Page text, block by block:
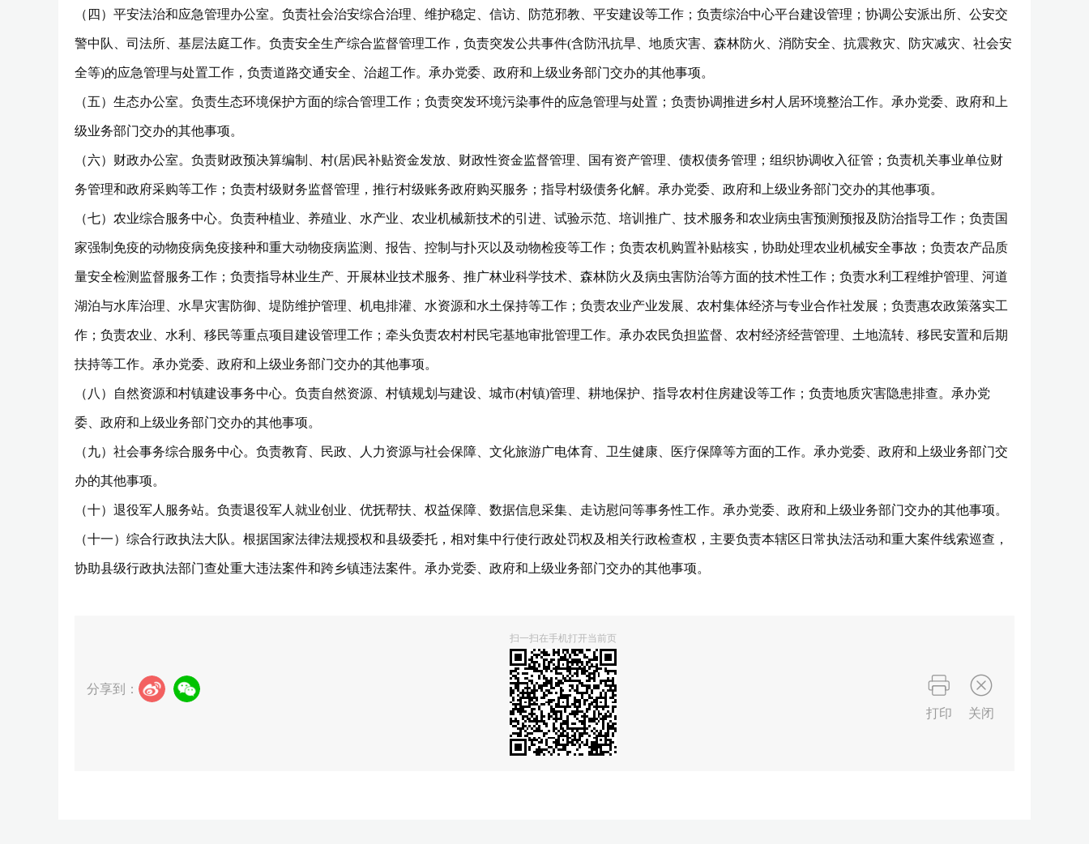
（四）平安法治和应急管理办公室。负责社会治安综合治理、维护稳定、信访、防范邪教、平安建设等工作；负责综治中心平台建设管理；协调公安派出所、公安交
警中队、司法所、基层法庭工作。负责安全生产综合监督管理工作，负责突发公共事件(含防汛抗旱、地质灾害、森林防火、消防安全、抗震救灾、防灾减灾、社会安
全等)的应急管理与处置工作，负责道路交通安全、治超工作。承办党委、政府和上级业务部门交办的其他事项。
（五）生态办公室。负责生态环境保护方面的综合管理工作；负责突发环境污染事件的应急管理与处置；负责协调推进乡村人居环境整治工作。承办党委、政府和上
级业务部门交办的其他事项。
（六）财政办公室。负责财政预决算编制、村(居)民补贴资金发放、财政性资金监督管理、国有资产管理、债权债务管理；组织协调收入征管；负责机关事业单位财
务管理和政府采购等工作；负责村级财务监督管理，推行村级账务政府购买服务；指导村级债务化解。承办党委、政府和上级业务部门交办的其他事项。
（七）农业综合服务中心。负责种植业、养殖业、水产业、农业机械新技术的引进、试验示范、培训推广、技术服务和农业病虫害预测预报及防治指导工作；负责国
家强制免疫的动物疫病免疫接种和重大动物疫病监测、报告、控制与扑灭以及动物检疫等工作；负责农机购置补贴核实，协助处理农业机械安全事故；负责农产品质
量安全检测监督服务工作；负责指导林业生产、开展林业技术服务、推广林业科学技术、森林防火及病虫害防治等方面的技术性工作；负责水利工程维护管理、河道
湖泊与水库治理、水旱灾害防御、堤防维护管理、机电排灌、水资源和水土保持等工作；负责农业产业发展、农村集体经济与专业合作社发展；负责惠农政策落实工
作；负责农业、水利、移民等重点项目建设管理工作；牵头负责农村村民宅基地审批管理工作。承办农民负担监督、农村经济经营管理、土地流转、移民安置和后期
扶持等工作。承办党委、政府和上级业务部门交办的其他事项。
（八）自然资源和村镇建设事务中心。负责自然资源、村镇规划与建设、城市(村镇)管理、耕地保护、指导农村住房建设等工作；负责地质灾害隐患排查。承办党
委、政府和上级业务部门交办的其他事项。
（九）社会事务综合服务中心。负责教育、民政、人力资源与社会保障、文化旅游广电体育、卫生健康、医疗保障等方面的工作。承办党委、政府和上级业务部门交
办的其他事项。
（十）退役军人服务站。负责退役军人就业创业、优抚帮扶、权益保障、数据信息采集、走访慰问等事务性工作。承办党委、政府和上级业务部门交办的其他事项。
（十一）综合行政执法大队。根据国家法律法规授权和县级委托，相对集中行使行政处罚权及相关行政检查权，主要负责本辖区日常执法活动和重大案件线索巡查，
协助县级行政执法部门查处重大违法案件和跨乡镇违法案件。承办党委、政府和上级业务部门交办的其他事项。
分享到：
扫一扫在手机打开当前页
打印 关闭